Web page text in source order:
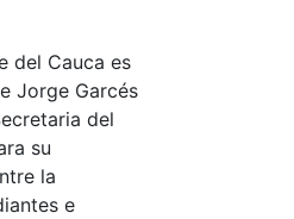
del Cauca es
Jorge Garcés
del
su
la
e